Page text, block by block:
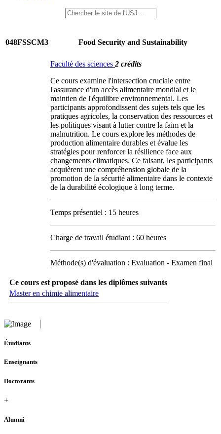
048FSSCM3 Food Security and Sustainability
Faculté des sciences 2 crédits
Ce cours examine l'intersection cruciale entre
l'assurance d'un accès alimentaire mondial et le
maintien de l'équilibre environnemental. Les
participants approfondissent des sujets tels que les
pratiques agricoles, la conservation des ressources et
les politiques visant à lutter contre la faim et la
malnutrition. Le cours explore les méthodes de
production alimentaire durables et évalue les
stratégies pour renforcer la résilience face aux
changements climatiques. Ce faisant, les participants
acquièrent une compréhension globale de la
promotion de la sécurité alimentaire dans le contexte
de la durabilité écologique à long terme.
Temps présentiel : 15 heures
Charge de travail étudiant : 60 heures
Méthode(s) d'évaluation : Evaluation - Examen final
Ce cours est proposé dans les diplômes suivants
Master en chimie alimentaire
Étudiants
Enseignants
Doctorants
+
Alumni